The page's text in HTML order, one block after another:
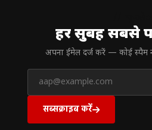
हर सुबह सबसे
अपना ईमेल दर्ज करें — कोई स्पैम
सब्सक्राइब करें